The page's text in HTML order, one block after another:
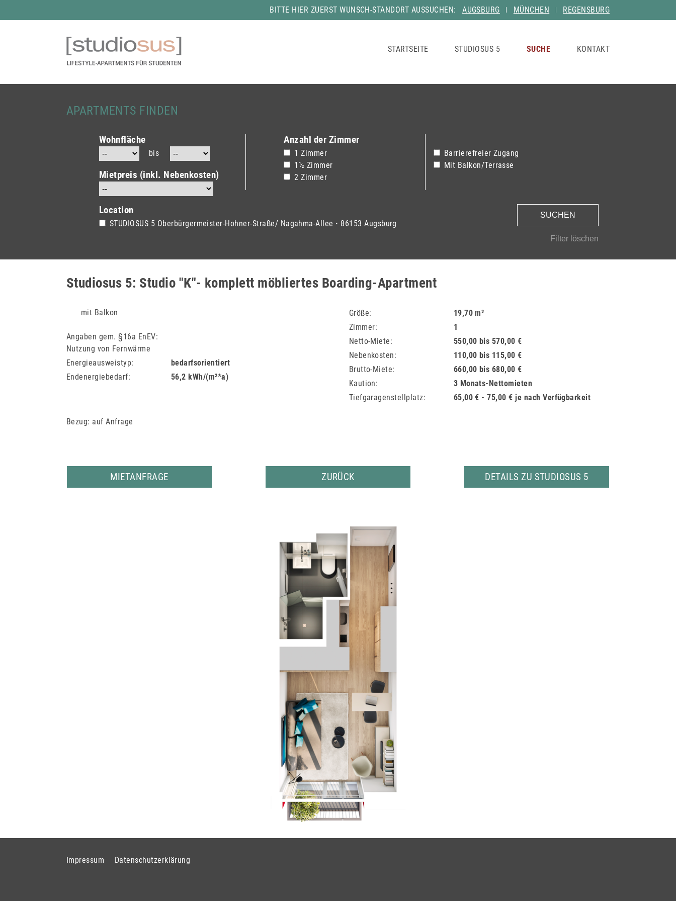
BITTE HIER ZUERST WUNSCH-STANDORT AUSSUCHEN: AUGSBURG MÜNCHEN REGENSBURG
STARTSEITE STUDIOSUS 5 SUCHE KONTAKT
APARTMENTS FINDEN
Wohnfläche
bis
Mietpreis (inkl. Nebenkosten)
Anzahl der Zimmer
1 Zimmer
1½ Zimmer
2 Zimmer
Barrierefreier Zugang
Mit Balkon/Terrasse
Location
STUDIOSUS 5 Oberbürgermeister-Hohner-Straße/ Nagahma-Allee · 86153 Augsburg
Studiosus 5: Studio "K"- komplett möbliertes Boarding-Apartment
mit Balkon
Angaben gem. §16a EnEV:
Nutzung von Fernwärme
Energieausweistyp
bedarfsorientiert
Endenergiebedarf
56,2 kWh/(m²*a)
Größe
19,70 m²
Zimmer
1
Netto-Miete
550,00 bis 570,00 €
Nebenkosten
110,00 bis 115,00 €
Brutto-Miete
660,00 bis 680,00 €
Kaution
3 Monats-Nettomieten
Tiefgaragen­stellplatz
65,00 € - 75,00 € je nach Verfügbarkeit
Bezug: auf Anfrage
MIETANFRAGE DETAILS ZU STUDIOSUS 5
ZURÜCK
Impressum Datenschutzerklärung